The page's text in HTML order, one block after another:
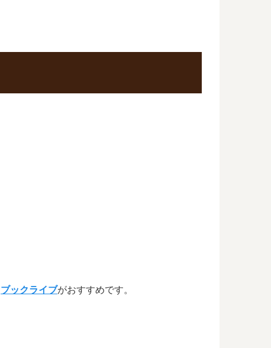
ブックライブがおすすめです。